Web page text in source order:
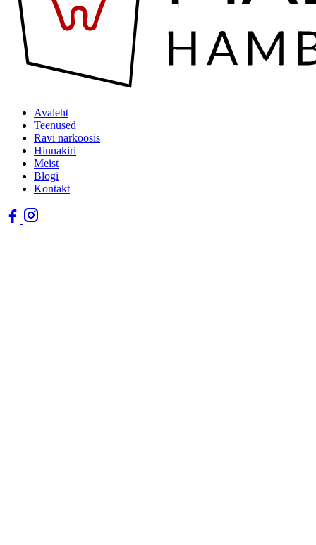
Avaleht
Teenused
Ravi narkoosis
Hinnakiri
Meist
Blogi
Kontakt